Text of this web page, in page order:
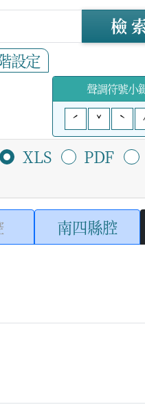
設定
檢
聲調符號小
ˊ
ˇ ˋ
XLS PDF
南四縣腔